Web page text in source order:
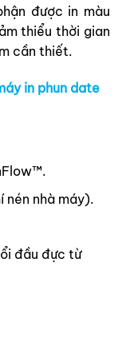
được in màu
thiểu thời gian
cần thiết.
in phun date
nén nhà máy).
đầu đực từ